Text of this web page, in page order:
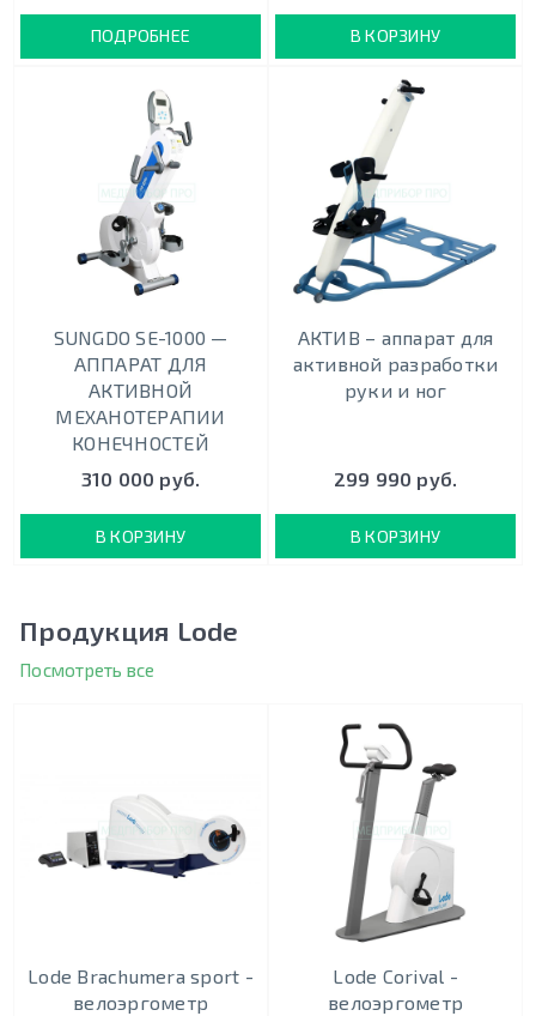
ПОДРОБНЕЕ В КОРЗИНУ
SUNGDO SE-1000 —
АППАРАТ ДЛЯ
АКТИВНОЙ
МЕХАНОТЕРАПИИ
КОНЕЧНОСТЕЙ
310 000 руб.
В КОРЗИНУ
АКТИВ – аппарат для
активной разработки
руки и ног
299 990 руб.
В КОРЗИНУ
Продукция Lode
Посмотреть все
Lode Brachumera sport -
велоэргометр
Lode Corival -
велоэргометр